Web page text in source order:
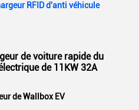
RFID d'anti véhicule
de voiture rapide du
de 11KW 32A
de Wallbox EV